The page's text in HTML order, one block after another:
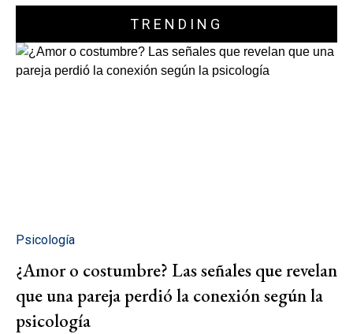
TRENDING
Psicología
¿Amor o costumbre? Las señales que revelan
que una pareja perdió la conexión según la
psicología